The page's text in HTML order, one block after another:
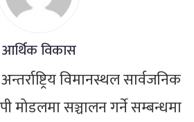
आर्थिक विकास
विमानस्थल सार्वजनिक
मोडलमा सञ्चालन गर्ने सम्बन्धमा